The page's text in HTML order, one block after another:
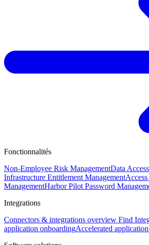
Fonctionnalités
Non-Employee Risk ManagementData
Infrastructure Entitlement Management
ManagementHarbor Pilot Password
Integrations
Connectors & integrations overview Find
application onboardingAccelerated